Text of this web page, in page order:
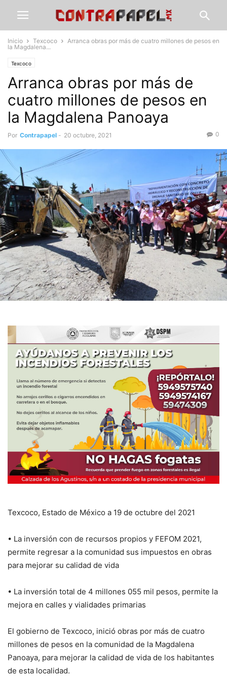
Inicio Texcoco
Arranca obras por más de cuatro millones de pesos en
la Magdalena...
Texcoco
Arranca obras por más de
cuatro millones de pesos en
la Magdalena Panoaya
Por Contrapapel - 20 octubre, 2021 0
Texcoco, Estado de México a 19 de octubre del 2021
• La inversión con de recursos propios y FEFOM 2021,
permite regresar a la comunidad sus impuestos en obras
para mejorar su calidad de vida
• La inversión total de 4 millones 055 mil pesos, permite la
mejora en calles y vialidades primarias
El gobierno de Texcoco, inició obras por más de cuatro
millones de pesos en la comunidad de la Magdalena
Panoaya, para mejorar la calidad de vida de los habitantes
de esta localidad.